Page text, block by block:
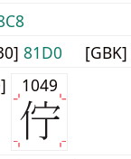
81D0 [GBK]
1049